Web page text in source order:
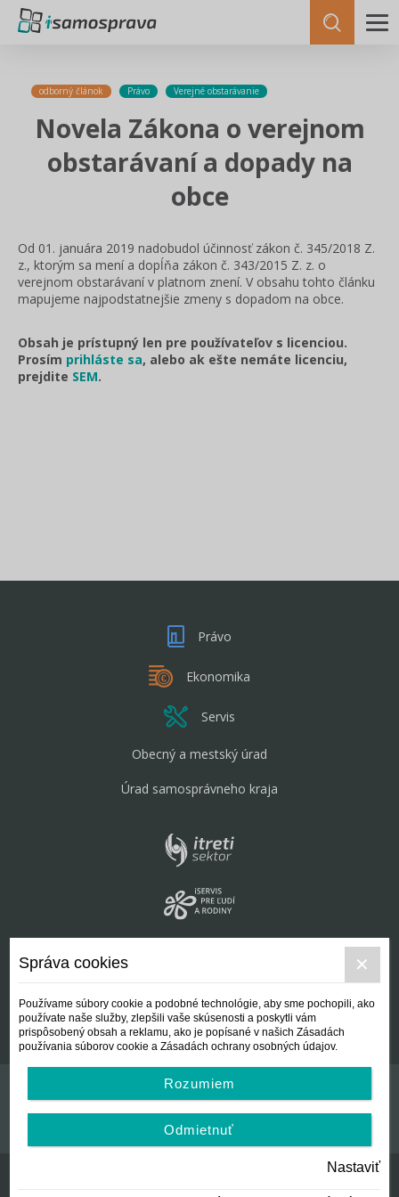
odborný článok Právo Verejné obstarávanie
Novela Zákona o verejnom
obstarávaní a dopady na
obce
Od 01. januára 2019 nadobudol účinnosť zákon č. 345/2018 Z.
z., ktorým sa mení a dopĺňa zákon č. 343/2015 Z. z. o
verejnom obstarávaní v platnom znení. V obsahu tohto článku
mapujeme najpodstatnejšie zmeny s dopadom na obce.
Obsah je prístupný len pre používateľov s licenciou.
Prosím prihláste sa, alebo ak ešte nemáte licenciu,
prejdite SEM.
Právo
Ekonomika
Servis
Obecný a mestský úrad
Úrad samosprávneho kraja
Kontakt
Všeobecné podmienky
Správa cookies
Používame súbory cookie a podobné technológie, aby sme pochopili, ako
používate naše služby, zlepšili vaše skúsenosti a poskytli vám
prispôsobený obsah a reklamu, ako je popísané v našich Zásadách
používania súborov cookie a Zásadách ochrany osobných údajov.
Rozumiem
Odmietnuť
Nastaviť